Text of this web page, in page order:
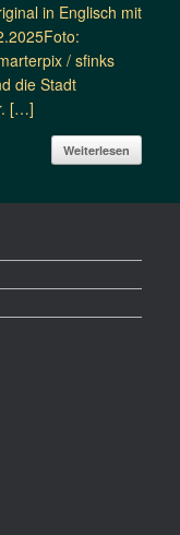
in Englisch mit
/ sfinks
die Stadt
[…]
Weiterlesen